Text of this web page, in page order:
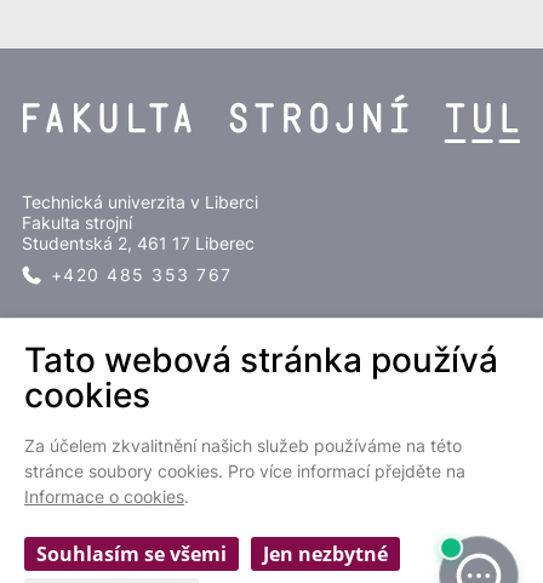
Technická univerzita v Liberci
Fakulta strojní
Studentská 2, 461 17 Liberec
+420 485 353 767
EN
Cookies settings
Tato webová stránka používá
cookies
Za účelem zkvalitnění našich služeb používáme na této
stránce soubory cookies. Pro více informací přejděte na
Informace o cookies.
Souhlasím se všemi
Jen nezbytné